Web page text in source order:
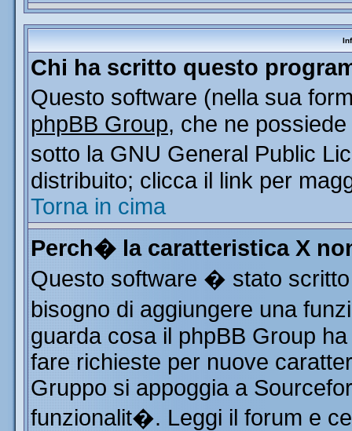
Chi ha scritto questo
Questo software (nella sua
phpBB Group, che ne
sotto la GNU General Public
distribuito; clicca il link per
Torna in cima
Perch� la caratteristica X
Questo software � stato
bisogno di aggiungere una
guarda cosa il phpBB Group
fare richieste per nuove
Gruppo si appoggia a
funzionalit�. Leggi il forum e